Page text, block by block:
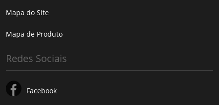
Mapa do Site
Mapa de Produto
Redes Sociais
Facebook